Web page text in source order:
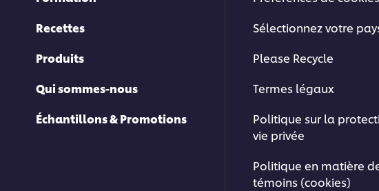
Recettes
Produits
Qui sommes-nous
Échantillons & Promotions
Sélectionnez votre
Please Recycle
Termes légaux
Politique sur la
vie privée
Politique en matière
témoins (cookies)